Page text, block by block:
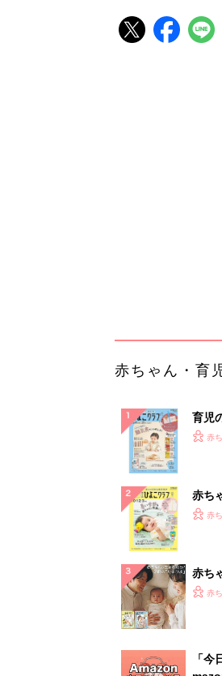
PR（
ラン